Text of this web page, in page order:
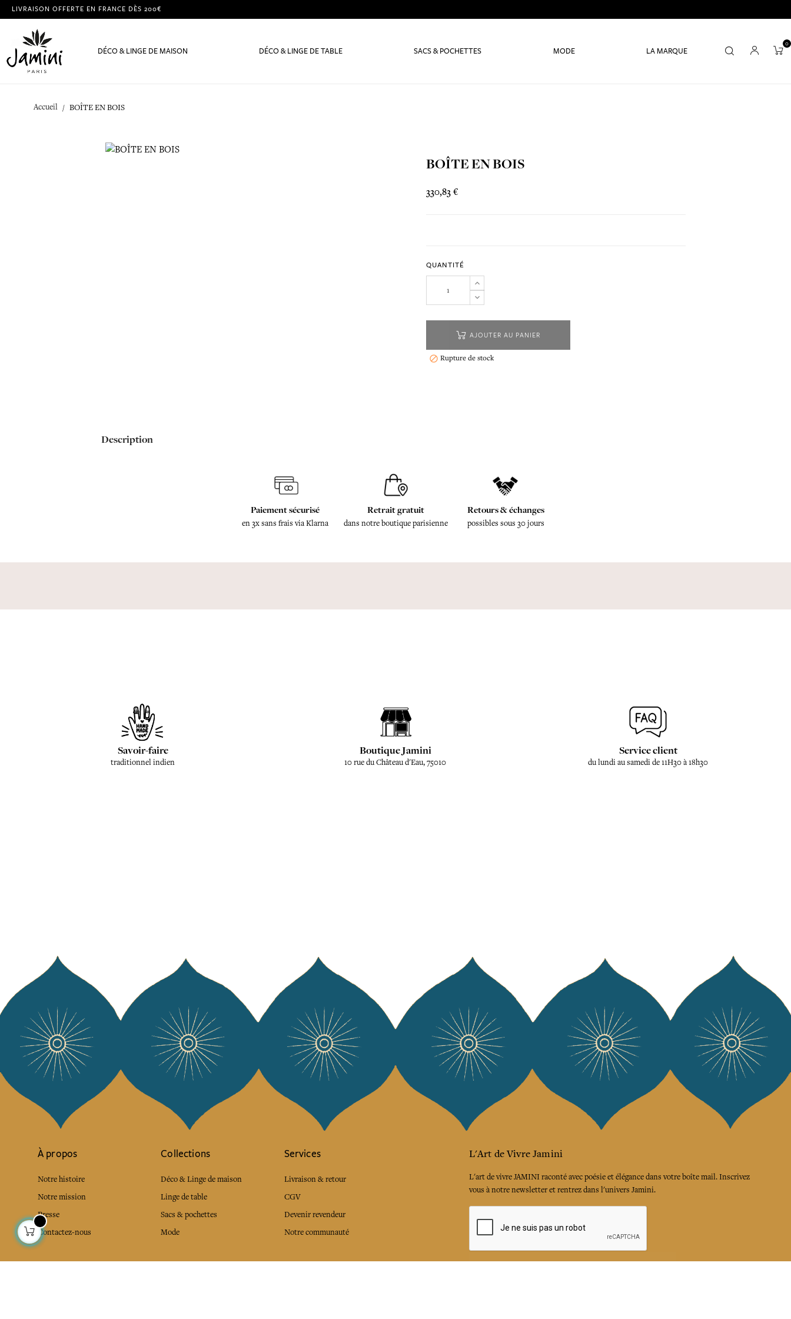
LIVRAISON OFFERTE EN FRANCE DÈS 200€
DÉCO & LINGE DE MAISON DÉCO & LINGE DE TABLE SACS & POCHETTES MODE LA MARQUE
0
Accueil BOÎTE EN BOIS
BOÎTE EN BOIS
330,83 €
QUANTITÉ
AJOUTER AU PANIER
 Rupture de stock
Description
Paiement sécurisé
en 3x sans frais via Klarna
Retrait gratuit
dans notre boutique parisienne
Retours & échanges
possibles sous 30 jours
Savoir-faire
traditionnel indien
Boutique Jamini
10 rue du Château d'Eau, 75010
Service client
du lundi au samedi de 11H30 à 18h30
À propos
Notre histoire
Notre mission
Presse
Contactez-nous
Collections
Déco & Linge de maison
Linge de table
Sacs & pochettes
Mode
Services
Livraison & retour
CGV
Devenir revendeur
Notre communauté
L'Art de Vivre Jamini
L'art de vivre JAMINI raconté avec poésie et élégance dans votre boîte mail. Inscrivez
vous à notre newsletter et rentrez dans l'univers Jamini.